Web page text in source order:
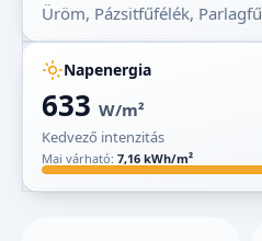
Üröm, Pázsitfűfélék, Parlagfű
Napenergia
633 W/m²
Kedvező intenzitás
Mai várható: 7,16 kWh/m²